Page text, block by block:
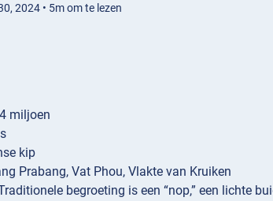
2024 • 5m om te lezen
miljoen
kip
Prabang, Vat Phou, Vlakte van Kruiken
begroeting is een “nop,” een lichte